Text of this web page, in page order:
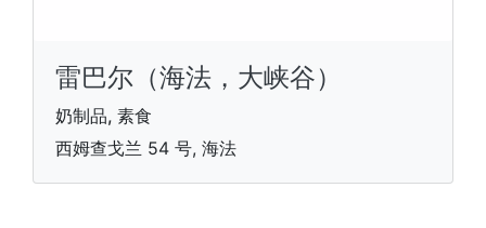
雷巴尔（海法，大峡谷）
奶制品, 素食
西姆查戈兰 54 号, 海法